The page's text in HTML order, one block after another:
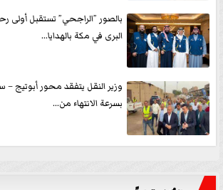
بالصور ”الراجحي” تستقبل أولى
البرى في مكة بالهدايا...
وزير النقل يتفقد محور أبوتيج
بسرعة الانتهاء من...